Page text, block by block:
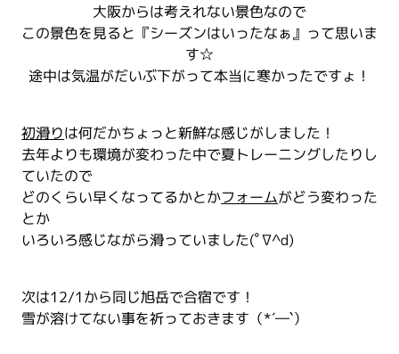
大阪からは考えれない景色なので
この景色を見ると『シーズンはいったなぁ』って思いま
す☆
途中は気温がだいぶ下がって本当に寒かったですょ！
初滑りは何だかちょっと新鮮な感じがしました！
去年よりも環境が変わった中で夏トレーニングしたりし
ていたので
どのくらい早くなってるかとかフォームがどう変わった
とか
いろいろ感じながら滑っていました(ﾟ∇^d)
次は12/1から同じ旭岳で合宿です！
雪が溶けてない事を祈っておきます（*´―`）